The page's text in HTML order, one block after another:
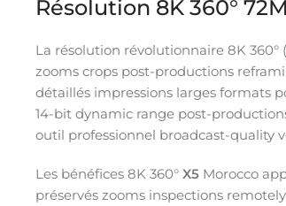
Résolution 8K 360°
La résolution révolutionnaire 8K
zooms crops post-productions
détaillés impressions larges formats
14-bit dynamic range post-
outil professionnel broadcast-quality
Les bénéfices 8K 360° X5 Morocco
préservés zooms inspections